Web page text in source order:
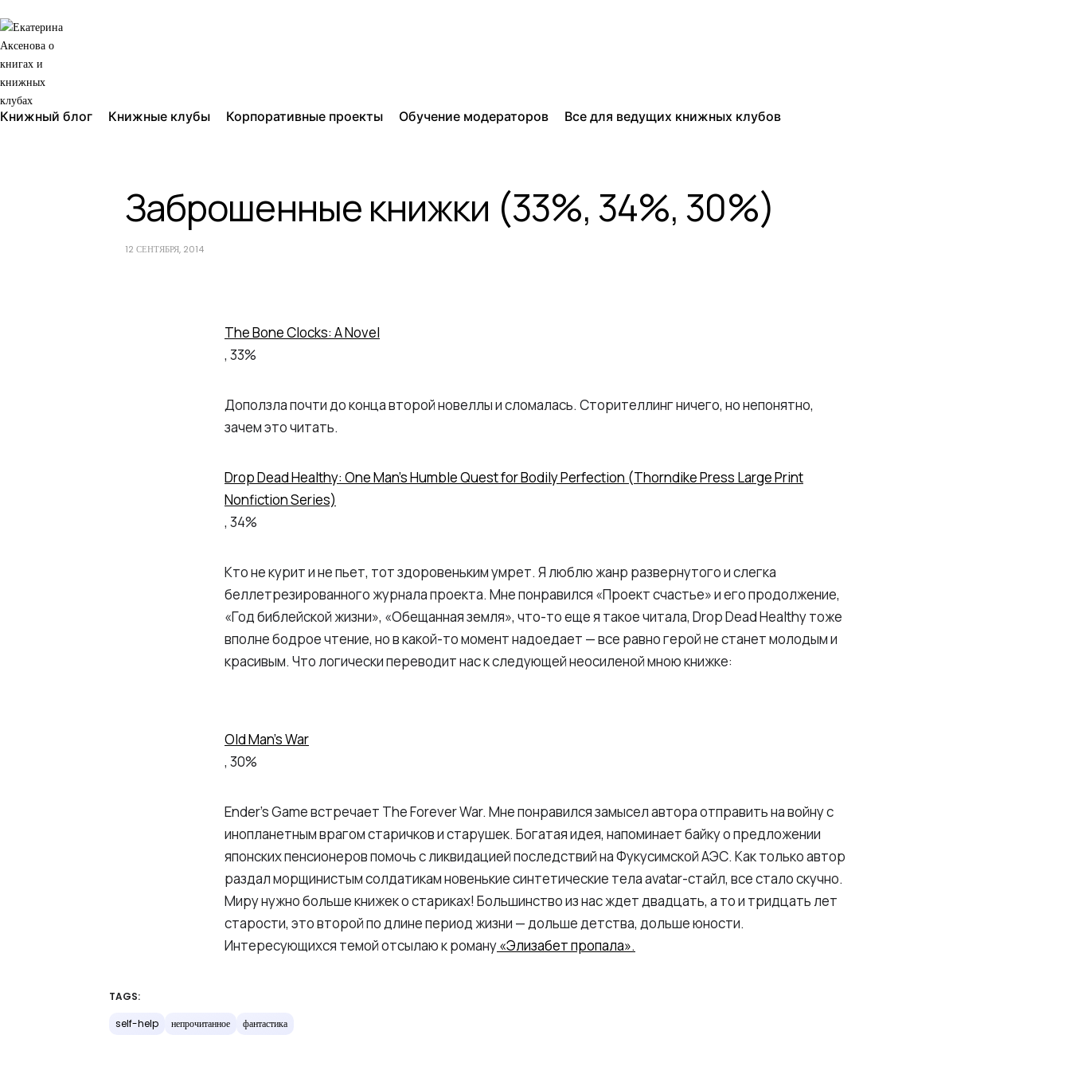
Книжный блог Книжные клубы Корпоративные проекты Обучение модераторов Все для ведущих книжных клубов
Заброшенные книжки (33%, 34%, 30%)
12 СЕНТЯБРЯ, 2014
The Bone Clocks: A Novel
, 33%
Доползла почти до конца второй новеллы и сломалась. Сторителлинг ничего, но непонятно,
зачем это читать.
Drop Dead Healthy: One Man’s Humble Quest for Bodily Perfection (Thorndike Press Large Print
Nonfiction Series)
, 34%
Кто не курит и не пьет, тот здоровеньким умрет. Я люблю жанр развернутого и слегка
беллетрезированного журнала проекта. Мне понравился «Проект счастье» и его продолжение,
«Год библейской жизни», «Обещанная земля», что-то еще я такое читала, Drop Dead Healthy тоже
вполне бодрое чтение, но в какой-то момент надоедает — все равно герой не станет молодым и
красивым. Что логически переводит нас к следующей неосиленой мною книжке:
Old Man’s War
, 30%
Ender’s Game встречает The Forever War. Мне понравился замысел автора отправить на войну с
инопланетным врагом старичков и старушек. Богатая идея, напоминает байку о предложении
японских пенсионеров помочь с ликвидацией последствий на Фукусимской АЭС. Как только автор
раздал морщинистым солдатикам новенькие синтетические тела avatar-стайл, все стало скучно.
Миру нужно больше книжек о стариках! Большинство из нас ждет двадцать, а то и тридцать лет
старости, это второй по длине период жизни — дольше детства, дольше юности.
Интересующихся темой отсылаю к роману«Элизабет пропала».
TAGS:
self-help непрочитанное фантастика